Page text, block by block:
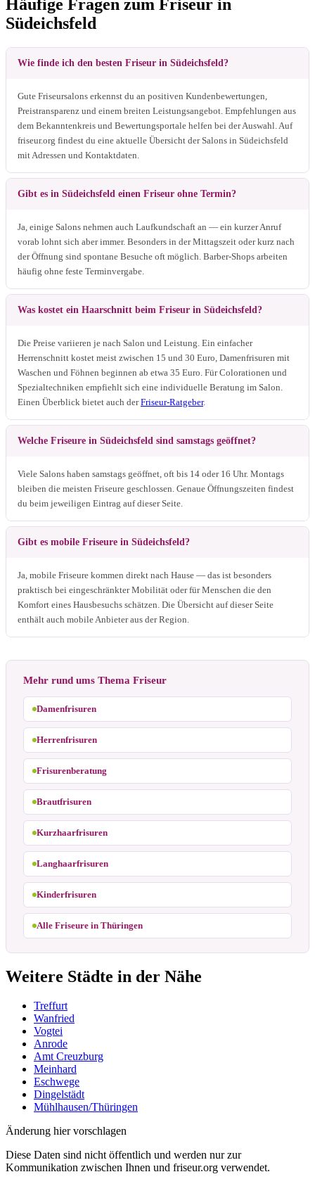
Häufige Fragen zum Friseur in
Südeichsfeld
Wie finde ich den besten Friseur in Südeichsfeld?
Gute Friseursalons erkennst du an positiven Kundenbewertungen,
Preistransparenz und einem breiten Leistungsangebot. Empfehlungen aus
dem Bekanntenkreis und Bewertungsportale helfen bei der Auswahl. Auf
friseur.org findest du eine aktuelle Übersicht der Salons in Südeichsfeld
mit Adressen und Kontaktdaten.
Gibt es in Südeichsfeld einen Friseur ohne Termin?
Ja, einige Salons nehmen auch Laufkundschaft an — ein kurzer Anruf
vorab lohnt sich aber immer. Besonders in der Mittagszeit oder kurz nach
der Öffnung sind spontane Besuche oft möglich. Barber-Shops arbeiten
häufig ohne feste Terminvergabe.
Was kostet ein Haarschnitt beim Friseur in Südeichsfeld?
Die Preise variieren je nach Salon und Leistung. Ein einfacher
Herrenschnitt kostet meist zwischen 15 und 30 Euro, Damenfrisuren mit
Waschen und Föhnen beginnen ab etwa 35 Euro. Für Colorationen und
Spezialtechniken empfiehlt sich eine individuelle Beratung im Salon.
Einen Überblick bietet auch derFriseur-Ratgeber.
Welche Friseure in Südeichsfeld sind samstags geöffnet?
Viele Salons haben samstags geöffnet, oft bis 14 oder 16 Uhr. Montags
bleiben die meisten Friseure geschlossen. Genaue Öffnungszeiten findest
du beim jeweiligen Eintrag auf dieser Seite.
Gibt es mobile Friseure in Südeichsfeld?
Ja, mobile Friseure kommen direkt nach Hause — das ist besonders
praktisch bei eingeschränkter Mobilität oder für Menschen die den
Komfort eines Hausbesuchs schätzen. Die Übersicht auf dieser Seite
enthält auch mobile Anbieter aus der Region.
Mehr rund ums Thema Friseur
Damenfrisuren
Herrenfrisuren
Frisurenberatung
Brautfrisuren
Kurzhaarfrisuren
Langhaarfrisuren
Kinderfrisuren
Alle Friseure in Thüringen
Weitere Städte in der Nähe
Treffurt
Wanfried
Vogtei
Anrode
Amt Creuzburg
Meinhard
Eschwege
Dingelstädt
Mühlhausen/Thüringen
Änderung hier vorschlagen
Diese Daten sind nicht öffentlich und werden nur zur
Kommunikation zwischen Ihnen und friseur.org verwendet.